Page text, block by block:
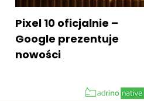
Pixel 10 oficjalnie –
Google prezentuje
nowości